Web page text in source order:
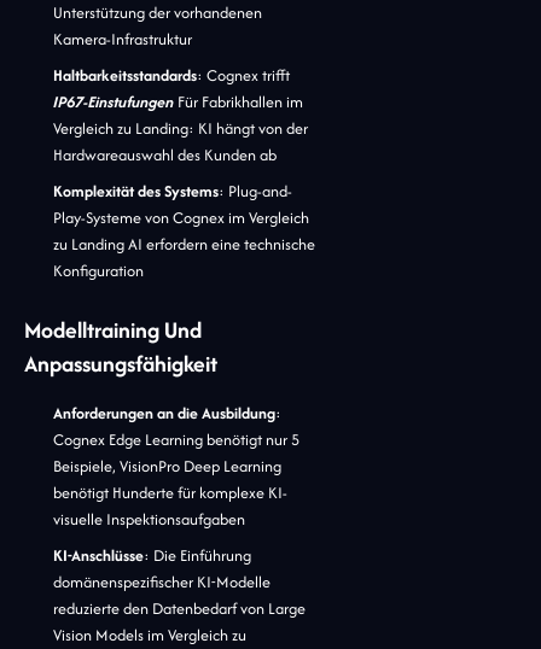
Unterstützung der vorhandenen
Kamera-Infrastruktur
Haltbarkeitsstandards: Cognex trifft
IP67-Einstufungen Für Fabrikhallen im
Vergleich zu Landing: KI hängt von der
Hardwareauswahl des Kunden ab
Komplexität des Systems: Plug-and-
Play-Systeme von Cognex im Vergleich
zu Landing AI erfordern eine technische
Konfiguration
Modelltraining Und
Anpassungsfähigkeit
Anforderungen an die Ausbildung:
Cognex Edge Learning benötigt nur 5
Beispiele, VisionPro Deep Learning
benötigt Hunderte für komplexe KI-
visuelle Inspektionsaufgaben
KI-Anschlüsse: Die Einführung
domänenspezifischer KI-Modelle
reduzierte den Datenbedarf von Large
Vision Models im Vergleich zu